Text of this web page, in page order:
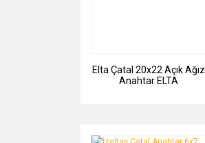
Elta Çatal 20x22 Açık Ağız
Anahtar ELTA